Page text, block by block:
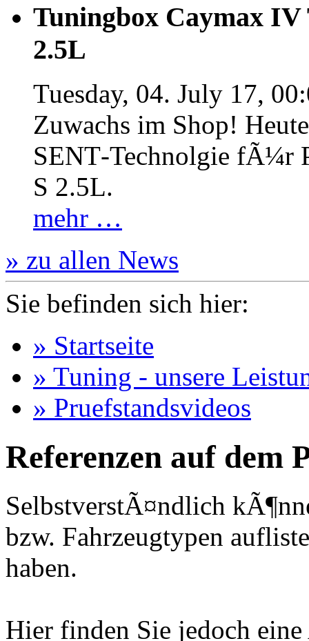
Tuningbox Caymax IV
2.5L
Tuesday, 04. July 17,
Zuwachs im Shop!
SENT‐Technolgie fÃ¼r
S 2.5L.
mehr …
» zu allen News
Sie befinden sich hier:
» Startseite
» Tuning - unsere
» Pruefstandsvideos
Referenzen auf dem
SelbstverstÃ¤ndlich
bzw. Fahrzeugtypen
haben.
Hier finden Sie jedoch